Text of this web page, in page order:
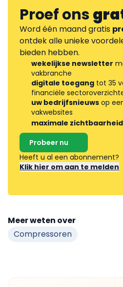
Proef ons
Word één maand gratis
ontdek alle unieke
bieden hebben.
wekelijkse newsletter
vakbranche
digitale toegang tot 35
financiële
uw bedrijfsnieuws op
vakwebsites
maximale zichtbaarheid
Probeer nu
Heeft u al een abonnement?
Klik hier om aan te melden
Meer weten over
Compressoren